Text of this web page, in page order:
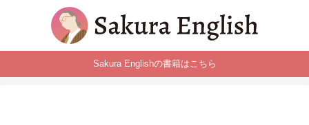
Sakura Englishの書籍はこちら